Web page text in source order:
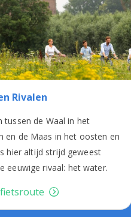
Rivalen
tussen de Waal in het
en de Maas in het oosten en
hier altijd strijd geweest
eeuwige rivaal: het water.